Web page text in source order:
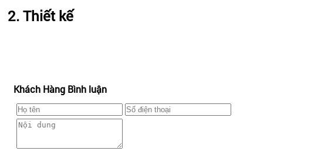
2. Thiết kế
Các sản phẩm máy hút mùi của Taka đều có thiết kế tinh tế,
mùi cổ điển, âm tủ, kính cong, chữ T... Mỗi một kiểu dáng thích
Khách Hàng Bình luận